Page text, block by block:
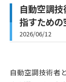
自動空調
指すため
2026/06/12
自動空調技術者